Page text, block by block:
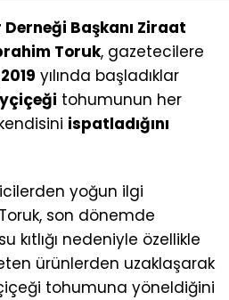
Başkanı Ziraat
Toruk, gazetecilere
2019 yılında başladıklar
tohumunun her
ispatladığını
yoğun ilgi
son dönemde
kıtlığı nedeniyle özellikle
ürünlerden uzaklaşarak
tohumuna yöneldiğini